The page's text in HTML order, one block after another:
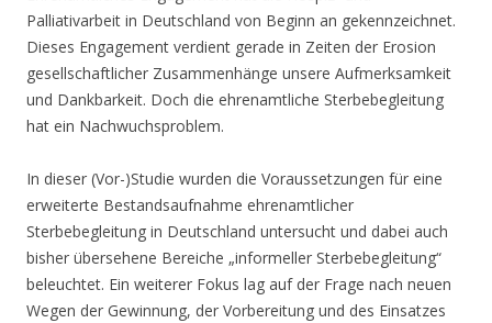
Palliativarbeit in Deutschland von Beginn an gekennzeichnet.
Dieses Engagement verdient gerade in Zeiten der Erosion
gesellschaftlicher Zusammenhänge unsere Aufmerksamkeit
und Dankbarkeit. Doch die ehrenamtliche Sterbebegleitung
hat ein Nachwuchsproblem.
In dieser (Vor-)Studie wurden die Voraussetzungen für eine
erweiterte Bestandsaufnahme ehrenamtlicher
Sterbebegleitung in Deutschland untersucht und dabei auch
bisher übersehene Bereiche „informeller Sterbebegleitung“
beleuchtet. Ein weiterer Fokus lag auf der Frage nach neuen
Wegen der Gewinnung, der Vorbereitung und des Einsatzes